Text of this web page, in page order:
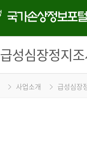
급성심장정지
사업소개 급성심장